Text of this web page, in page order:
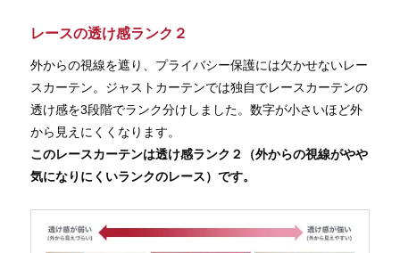
レースの透け感ランク２
外からの視線を遮り、プライバシー保護には欠かせないレー
スカーテン。ジャストカーテンでは独自でレースカーテンの
透け感を3段階でランク分けしました。数字が小さいほど外
から見えにくくなります。
このレースカーテンは透け感ランク２（外からの視線がやや
気になりにくいランクのレース）です。